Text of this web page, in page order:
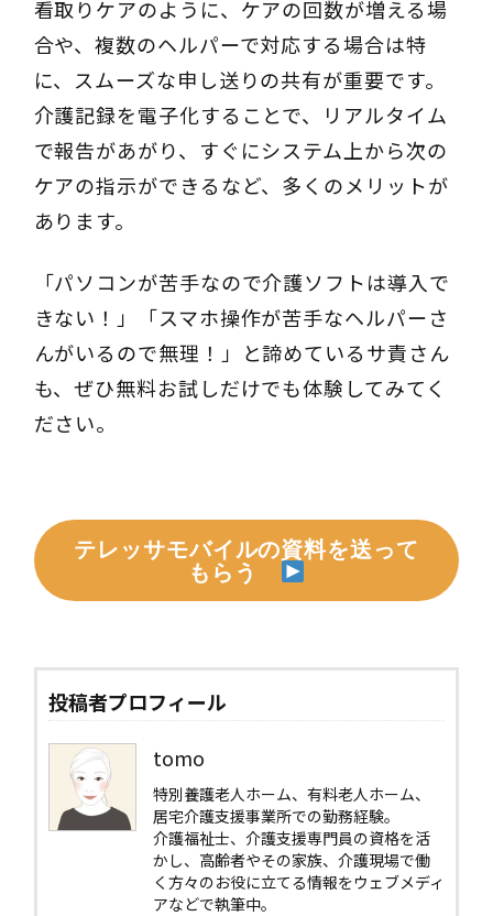
看取りケアのように、ケアの回数が増える場
合や、複数のヘルパーで対応する場合は特
に、スムーズな申し送りの共有が重要です。
介護記録を電子化することで、リアルタイム
で報告があがり、すぐにシステム上から次の
ケアの指示ができるなど、多くのメリットが
あります。
「パソコンが苦手なので介護ソフトは導入で
きない！」「スマホ操作が苦手なヘルパーさ
んがいるので無理！」と諦めているサ責さん
も、ぜひ無料お試しだけでも体験してみてく
ださい。
テレッサモバイルの資料を送って
もらう
投稿者プロフィール
tomo
特別養護老人ホーム、有料老人ホーム、
居宅介護支援事業所での勤務経験。
介護福祉士、介護支援専門員の資格を活
かし、高齢者やその家族、介護現場で働
く方々のお役に立てる情報をウェブメディ
アなどで執筆中。